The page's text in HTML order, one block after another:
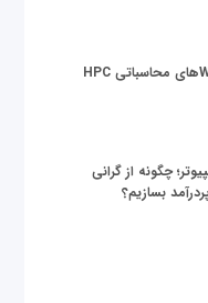
چگونه از گرانی
بسازیم؟